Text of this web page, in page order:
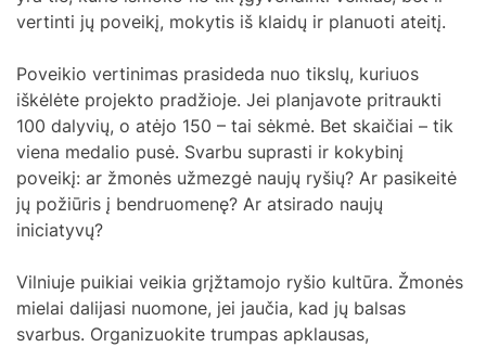
vertinti jų poveikį, mokytis iš klaidų ir planuoti ateitį.
Poveikio vertinimas prasideda nuo tikslų, kuriuos
iškėlėte projekto pradžioje. Jei planjavote pritraukti
100 dalyvių, o atėjo 150 – tai sėkmė. Bet skaičiai – tik
viena medalio pusė. Svarbu suprasti ir kokybinį
poveikį: ar žmonės užmezgė naujų ryšių? Ar pasikeitė
jų požiūris į bendruomenę? Ar atsirado naujų
iniciatyvų?
Vilniuje puikiai veikia grįžtamojo ryšio kultūra. Žmonės
mielai dalijasi nuomone, jei jaučia, kad jų balsas
svarbus. Organizuokite trumpas apklausas,